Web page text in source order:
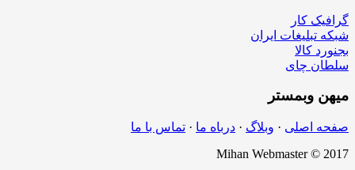
گرافیک کار
شبکه تبلیغات ایران
بجنورد کالا
سلطان چای
میهن وبمستر
صفحه اصلی · وبلاگ · درباه ما · تماس با ما
Mihan Webmaster © 2017